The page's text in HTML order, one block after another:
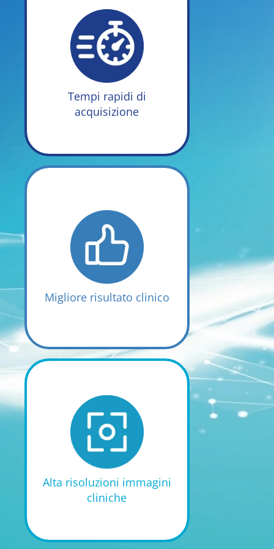
Tempi rapidi di
acquisizione
Le tecniche avanzate di
scansione garantiscono
tempi rapidi di
acquisizione
, opzioni di
riduzione degli artefatti
elevata risoluzione
spaziale
Migliore risultato clinico
radiofrequenza a stato
solido, con la sua potenza
nominale di 6kW,
permette di raggiungere
un migliore risultato
clinico
Alta risoluzioni immagini
cliniche
L’elevata intensità di
gradiente (33mT/m di
ampiezza con slow rate
di 90T/m/s) offre una
migliore risoluzione
delle immagini